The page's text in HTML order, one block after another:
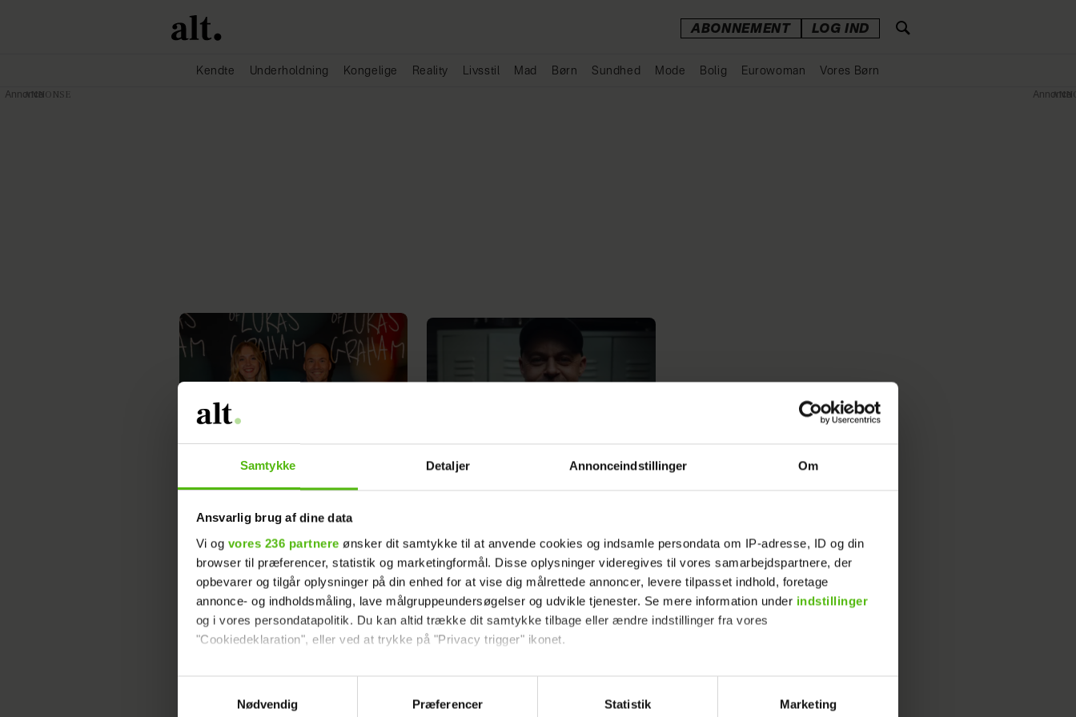
Samtykke Detaljer Annonceindstillinger Om
Ansvarlig brug af dine data
Vi og vores 236 partnere ønsker dit samtykke til at anvende cookies og indsamle persondata om IP-adresse, ID og din
browser til præferencer, statistik og marketingformål. Disse oplysninger videregives til vores samarbejdspartnere, der
opbevarer og tilgår oplysninger på din enhed for at vise dig målrettede annoncer, levere tilpasset indhold, foretage
annonce- og indholdsmåling, lave målgruppeundersøgelser og udvikle tjenester. Se mere information under indstillinger
og i vores persondatapolitik. Du kan altid trække dit samtykke tilbage eller ændre indstillinger fra vores
"Cookiedeklaration", eller ved at trykke på "Privacy trigger" ikonet.
Dine valg anvendes på hele websitet.
Nødvendig
Præferencer Statistik Marketing
ABONNEMENT LOG IND
Kendte Underholdning Kongelige Reality Livsstil Mad Børn Sundhed Mode Bolig Eurowoman Vores Børn
Annonce
Annonce Annonce